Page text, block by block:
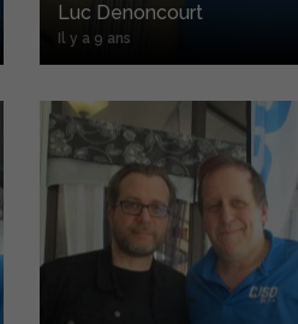
Luc Denoncourt
Il y a 9 ans